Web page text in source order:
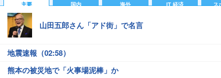
主要 国内 海外 IT 経済 ス
山田五郎さん「アド街」で名言
地震速報（02:58）
熊本の被災地で「火事場泥棒」か